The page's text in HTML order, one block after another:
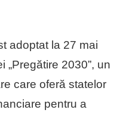
adoptat la 27 mai
„Pregătire 2030”, un
care oferă statelor
pentru a